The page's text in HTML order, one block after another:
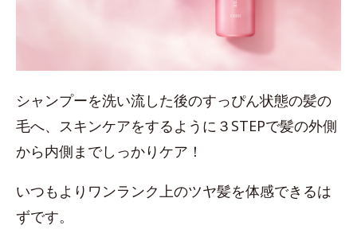
シャンプーを洗い流した後のすっぴん状態の髪の
毛へ、スキンケアをするように３STEPで髪の外側
から内側までしっかりケア！
いつもよりワンランク上のツヤ髪を体感できるは
ずです。